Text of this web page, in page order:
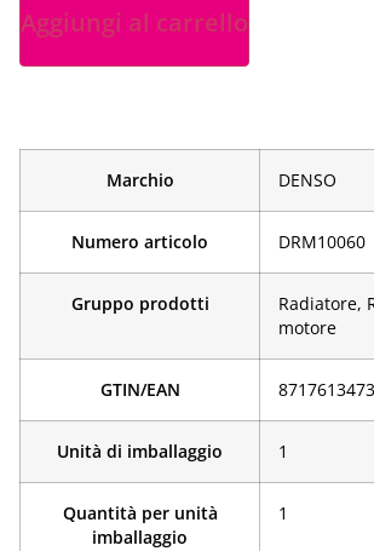
Aggiungi al carrello
Marchio DENSO
Numero articolo DRM10060
Gruppo prodotti
Radiatore,
motore
GTIN/EAN
Unità di imballaggio 1
Quantità per unità
imballaggio
1